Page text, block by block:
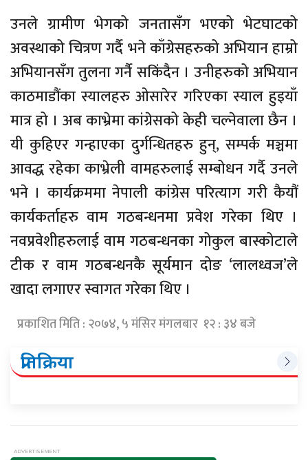
उनले ग्रामीण भेगको जनतासँग भएको भेटघाटको
अवस्थाको चित्रण गर्दै भने काँग्रेसहरुको अभियान हाम्रो
अभियानसँग तुलना गर्नै सकिंदैन । उनीहरुको अभियान
काठमाडौंका स्यालहरु ओसारेर गरिएका स्याल हुइयाँ
मात्र हो । अब काभ्रेमा कांग्रेसको केही चल्नेवाला छैन ।
यी कुहिएर गन्हाएका दुर्गन्धितहरु हुन्, सम्पर्क मञ्चमा
आवद्ध रहेका काभ्रेली वामहरुलाई सम्बोधन गर्दै उनले
भने । कार्यक्रममा नेपाली कांग्रेस परित्याग गरी कैयौं
कार्यकर्ताहरु वाम गठबन्धनमा प्रवेश गरेका थिए ।
नवप्रवेशीहरुलाई वाम गठबन्धनका गोकुल बास्कोटाले
टीक र वाम गठबन्धनकै सूर्यमान दोङ ‘लालध्वज’ले
खादा लगाएर स्वागत गरेका थिए ।
प्रकाशित मिति : २०७४, ५ मंसिर मंगलबार १२ : ३४ बजे
प्रतिक्रिया